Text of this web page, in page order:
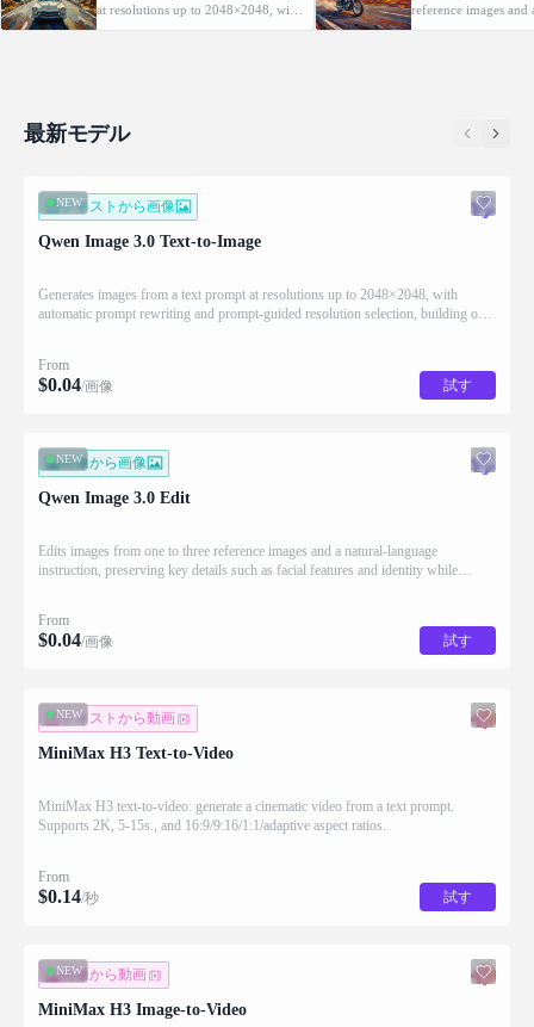
at resolutions up to 2048×2048, with
automatic prompt rewriting and
reference images and
language instruction,
最新モデル
NEW
テキストから画像
Qwen Image 3.0 Text-to-Image
Generates images from a text prompt at resolutions up to 2048×2048, with
automatic prompt rewriting and prompt-guided resolution selection, building on
From
$0.04/画像 試す
NEW
画像から画像
Qwen Image 3.0 Edit
Edits images from one to three reference images and a natural-language
instruction, preserving key details such as facial features and identity while
From
$0.04/画像 試す
NEW
テキストから動画
MiniMax H3 Text-to-Video
MiniMax H3 text-to-video: generate a cinematic video from a text prompt.
Supports 2K, 5-15s., and 16:9/9:16/1:1/adaptive aspect ratios.
From
$0.14/秒 試す
NEW
画像から動画
MiniMax H3 Image-to-Video